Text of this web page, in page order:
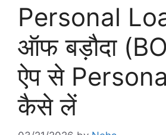
Personal
ऑफ बड़ौदा
ऐप से
कैसे लें